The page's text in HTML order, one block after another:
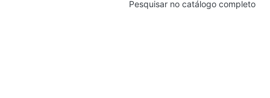
Pesquisar no catálogo completo